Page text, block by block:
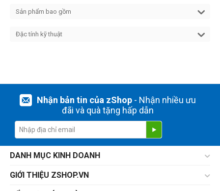
Sản phẩm bao gồm
Đặc tính kỹ thuật
Nhận bản tin của zShop- Nhận nhiều ưu
đãi và quà tặng hấp dẫn
DANH MỤC KINH DOANH
GIỚI THIỆU ZSHOP.VN